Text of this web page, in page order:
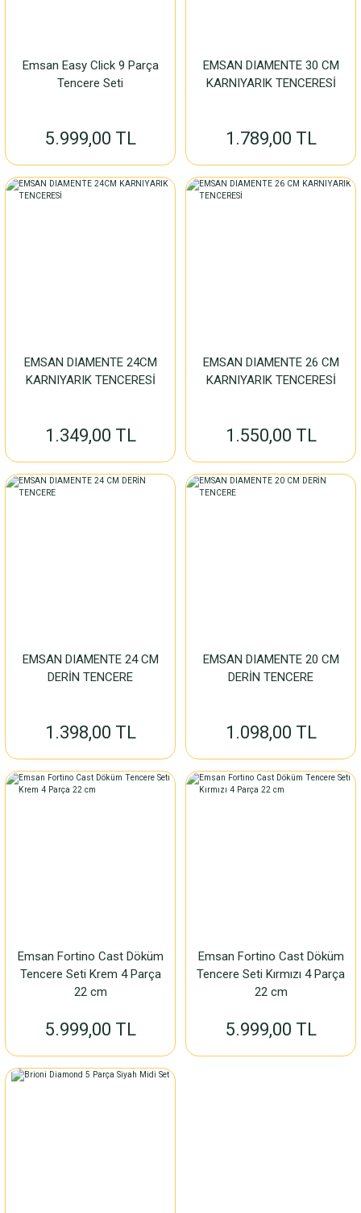
Emsan Easy Click 9 Parça
Tencere Seti
5.999,00 TL
EMSAN DIAMENTE 30 CM
KARNIYARIK TENCERESİ
1.789,00 TL
EMSAN DIAMENTE 24CM
KARNIYARIK TENCERESİ
1.349,00 TL
EMSAN DIAMENTE 26 CM
KARNIYARIK TENCERESİ
1.550,00 TL
EMSAN DIAMENTE 24 CM
DERİN TENCERE
1.398,00 TL
EMSAN DIAMENTE 20 CM
DERİN TENCERE
1.098,00 TL
Emsan Fortino Cast Döküm
Tencere Seti Krem 4 Parça
22 cm
5.999,00 TL
Emsan Fortino Cast Döküm
Tencere Seti Kırmızı 4 Parça
22 cm
5.999,00 TL